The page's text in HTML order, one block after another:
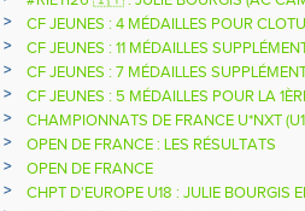
D'EUROPE U18 DE LA PERCHE
>
CF JEUNES : 4 MÉDAILLES POUR
>
CF JEUNES : 11 MÉDAILLES
>
CF JEUNES : 7 MÉDAILLES
>
CF JEUNES : 5 MÉDAILLES POUR LA
>
CHAMPIONNATS DE FRANCE U*NXT
>
OPEN DE FRANCE : LES RÉSULTATS
>
OPEN DE FRANCE
>
CHPT D'EUROPE U18 : JULIE BOURGIS